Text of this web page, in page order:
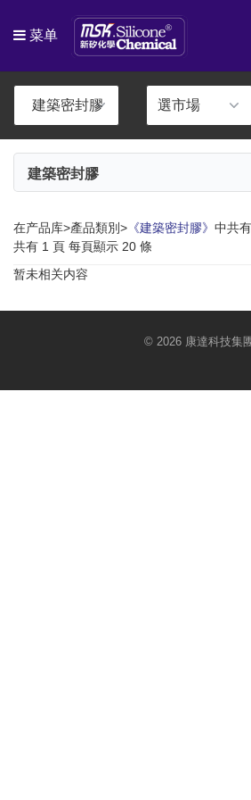
菜单
建築密封膠
在产品库>產品類別> 《建築密封膠》 中共
共有 1 頁 每頁顯示 20 條
暂未相关内容
© 2026 康達科技集